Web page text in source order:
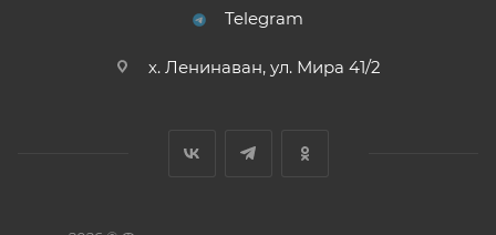
Telegram
х. Ленинаван, ул. Мира 41/2